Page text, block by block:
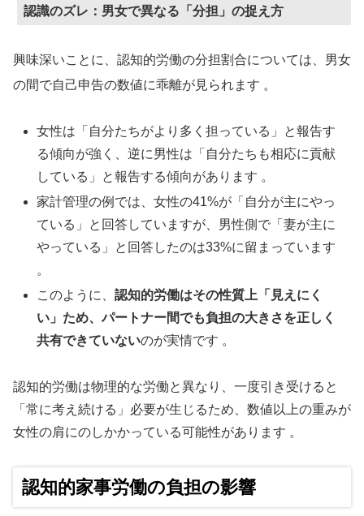
認識のズレ：男女で異なる「分担」の捉え方
興味深いことに、認知的労働の分担割合については、男女
の間で自己申告の数値に乖離が見られます 。
女性は「自分たちがより多く担っている」と報告す
る傾向が強く、逆に男性は「自分たちも相応に貢献
している」と報告する傾向があります 。
家計管理の例では、女性の41%が「自分が主にやっ
ている」と回答していますが、男性側で「妻が主に
やっている」と回答したのは33%に留まっています
。
このように、認知的労働はその性質上「見えにく
い」ため、パートナー間でも負担の大きさを正しく
共有できていないのが実情です 。
認知的労働は物理的な労働と異なり、一度引き受けると
「常に考え続ける」必要が生じるため、数値以上の重みが
女性の肩にのしかかっている可能性があります 。
認知的家事労働の負担の影響